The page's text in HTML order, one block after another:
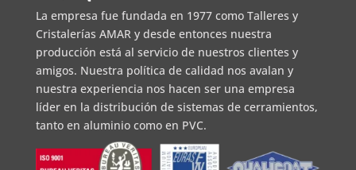
La empresa fue fundada en 1977 como Talleres y
Cristalerías AMAR y desde entonces nuestra
producción está al servicio de nuestros clientes y
amigos. Nuestra política de calidad nos avalan y
nuestra experiencia nos hacen ser una empresa
líder en la distribución de sistemas de cerramientos,
tanto en aluminio como en PVC.